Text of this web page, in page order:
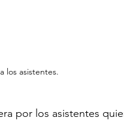
los asistentes.
por los asistentes